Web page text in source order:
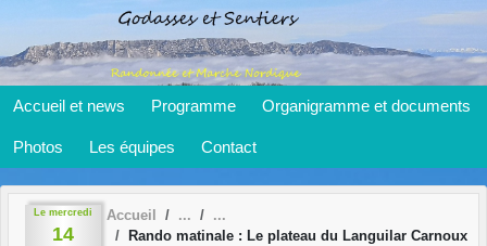
Accueil et news Programme Organigramme et documents
Photos Les équipes Contact
Le mercredi
14
Accueil
Rando matinale : Le plateau du Languilar Carnoux
Panneau de gestion des cookies